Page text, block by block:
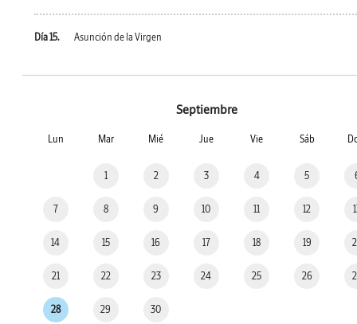
Día 15. Asunción de la Virgen
Septiembre
Lun Mar Mié Jue Vie Sáb
1 2 3 4 5
7 8 9 10 11 12
14 15 16 17 18 19
21 22 23 24 25 26
28 29 30